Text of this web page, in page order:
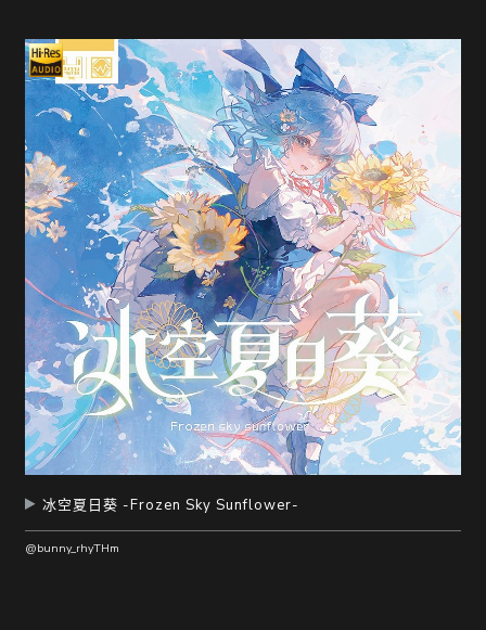
冰空夏日葵 -Frozen Sky Sunflower-
@bunny_rhyTHm